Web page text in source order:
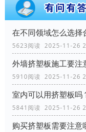
在不同领域怎么选择
5623阅读 2025-11-26
外墙挤塑板施工要注
5910阅读 2025-11-26
室内可以用挤塑板吗
5841阅读 2025-11-26
购买挤塑板需要注意